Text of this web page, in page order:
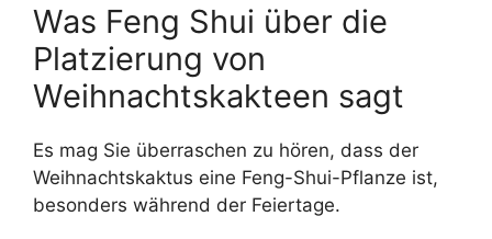
Was Feng Shui über die
Platzierung von
Weihnachtskakteen sagt
Es mag Sie überraschen zu hören, dass der
Weihnachtskaktus eine Feng-Shui-Pflanze ist,
besonders während der Feiertage.